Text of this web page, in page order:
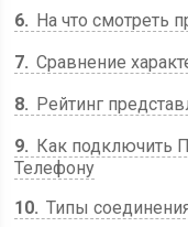
6
На что смотреть
7 Сравнение
8
Рейтинг
9
Как подключить
Телефону
10 Типы